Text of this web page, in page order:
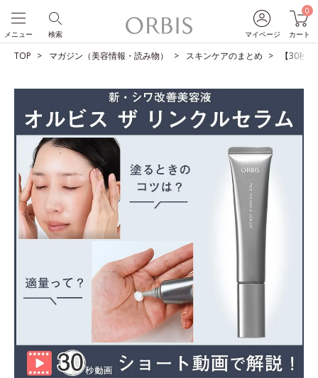
マイページ
0
カート
検索
メニュー
TOP マガジン（美容情報・読み物） スキンケアのまとめ 【30秒